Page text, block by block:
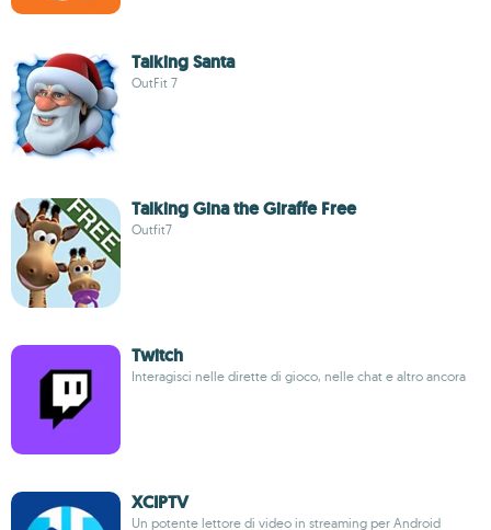
Talking Santa
OutFit 7
Talking Gina the Giraffe Free
Outfit7
Twitch
Interagisci nelle dirette di gioco, nelle chat e altro ancora
XCIPTV
Un potente lettore di video in streaming per Android